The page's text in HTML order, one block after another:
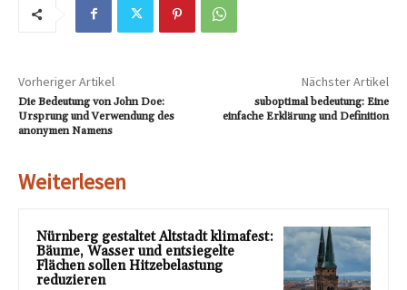
Vorheriger Artikel
Die Bedeutung von John Doe:
Ursprung und Verwendung des
anonymen Namens
Nächster Artikel
suboptimal bedeutung: Eine
einfache Erklärung und Definition
Weiterlesen
Nürnberg gestaltet Altstadt klimafest:
Bäume, Wasser und entsiegelte
Flächen sollen Hitzebelastung
reduzieren